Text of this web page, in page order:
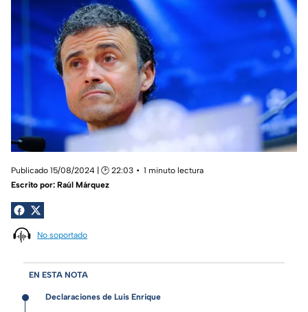
Publicado 15/08/2024 | 🕑 22:03
1 minuto lectura
Escrito por: Raúl Márquez
No soportado
EN ESTA NOTA
Declaraciones de Luis Enrique